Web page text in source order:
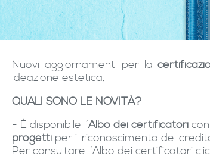
Nuovi aggiornamenti per la
ideazione estetica.
QUALI SONO LE NOVITÀ?
- È disponibile l’Albo dei certificatori
progetti per il riconoscimento del
Per consultare l’Albo dei certificatori